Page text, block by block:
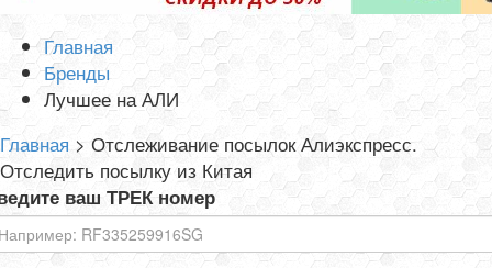
Главная
Бренды
Лучшее на АЛИ
Главная > Отслеживание посылок Алиэкспресс.
Отследить посылку из Китая
ваш ТРЕК номер